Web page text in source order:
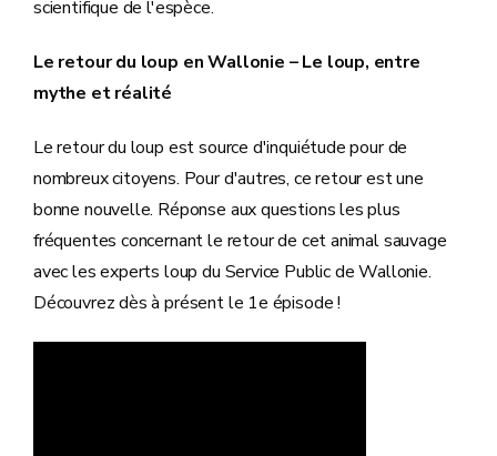
scientifique de l'espèce.
Le retour du loup en Wallonie – Le loup, entre
mythe et réalité
Le retour du loup est source d'inquiétude pour de
nombreux citoyens. Pour d'autres, ce retour est une
bonne nouvelle. Réponse aux questions les plus
fréquentes concernant le retour de cet animal sauvage
avec les experts loup du Service Public de Wallonie.
Découvrez dès à présent le 1e épisode !